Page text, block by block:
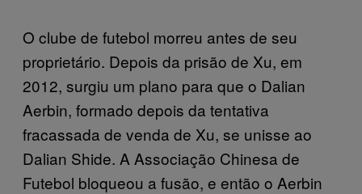
O clube de futebol morreu antes de seu
proprietário. Depois da prisão de Xu, em
2012, surgiu um plano para que o Dalian
Aerbin, formado depois da tentativa
fracassada de venda de Xu, se unisse ao
Dalian Shide. A Associação Chinesa de
Futebol bloqueou a fusão, e então o Aerbin